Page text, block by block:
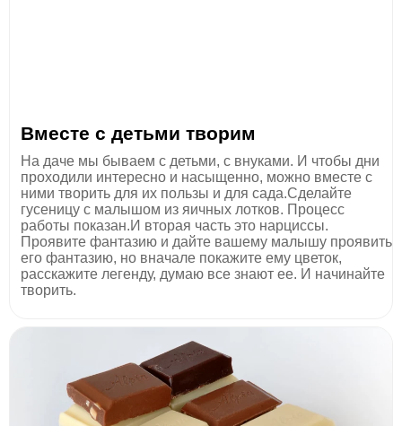
Вместе с детьми творим
На даче мы бываем с детьми, с внуками. И чтобы дни
проходили интересно и насыщенно, можно вместе с
ними творить для их пользы и для сада.Сделайте
гусеницу с малышом из яичных лотков. Процесс
работы показан.И вторая часть это нарциссы.
Проявите фантазию и дайте вашему малышу проявить
его фантазию, но вначале покажите ему цветок,
расскажите легенду, думаю все знают ее. И начинайте
творить.